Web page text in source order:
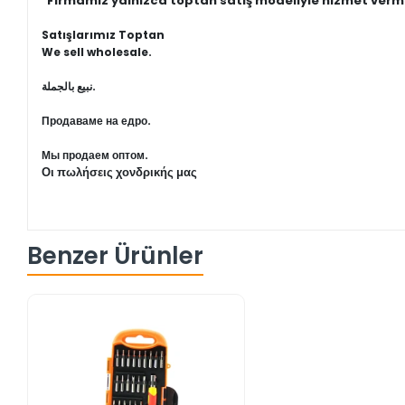
Satışlarımız Toptan
We sell wholesale.
نبيع بالجملة.
Продаваме на едро.
Мы продаем оптом.
Οι πωλήσεις χονδρικής μας
Benzer Ürünler